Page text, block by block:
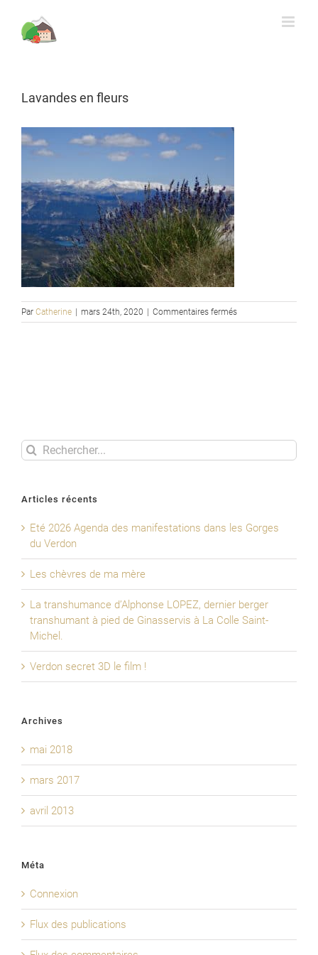
content
Lavandes en fleurs
Par Catherine mars 24th, 2020 Commentaires ferméssur
Lavandes
Rechercher
Articles récents
Eté 2026 Agenda des manifestations dans les Gorges
du Verdon
Les chèvres de ma mère
La transhumance d’Alphonse LOPEZ, dernier berger
transhumant à pied de Ginasservis à La Colle Saint-
Michel.
Verdon secret 3D le film !
Archives
mai 2018
mars 2017
avril 2013
Méta
Connexion
Flux des publications